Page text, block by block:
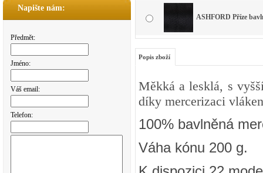
Napište nám:
Předmět:
Jméno:
Váš email:
Telefon:
ASHFORD Příze
Popis zboží
Měkká a lesklá, s
díky mercerizaci
100% bavlněná
Váha kónu 200 g.